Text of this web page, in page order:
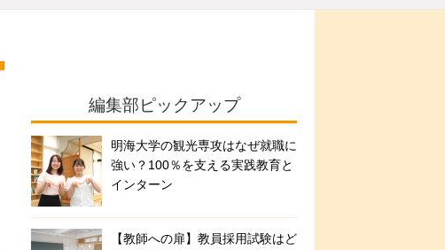
編集部ピックアップ
明海大学の観光専攻はなぜ就職に
強い？100％を支える実践教育と
インターン
【教師への扉】教員採用試験はど